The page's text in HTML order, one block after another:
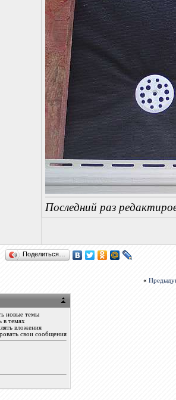
Последний раз
Поделиться…
«
новые темы
в темах
вложения
свои сообщения